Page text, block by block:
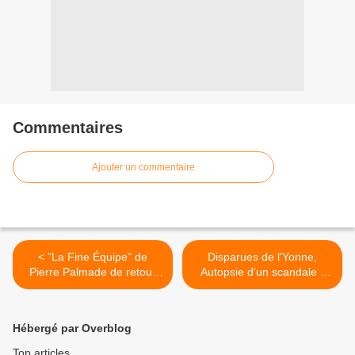
Commentaires
Ajouter un commentaire
< "La Fine Équipe" de
Pierre Palmade de retour
ce soir sur France 2
Disparues de l'Yonne,
Autopsie d'un scandale -
épisode 2 : Les oubliées de
Hébergé par Overblog